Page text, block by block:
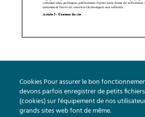
Cookies Pour assurer le bon
devons parfois enregistrer de petits
(cookies) sur l'équipement de nos
grands sites web font de même.